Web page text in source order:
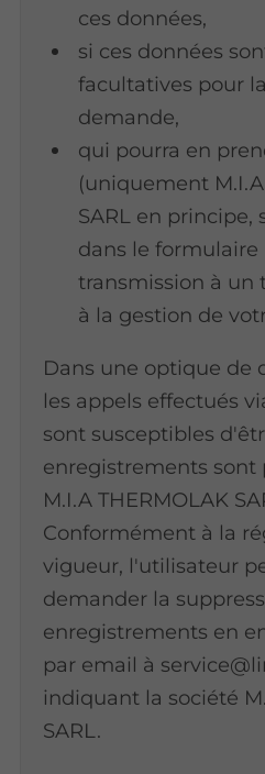
ces données,
si ces données
facultatives pour
demande,
qui pourra en
(uniquement
SARL en principe,
dans le formulaire
transmission à un
à la gestion de
Dans une optique de
les appels effectués
sont susceptibles
enregistrements sont
M.I.A THERMOLAK
Conformément à la
vigueur, l'utilisateur
demander la
enregistrements en
par email à
indiquant la société
SARL.